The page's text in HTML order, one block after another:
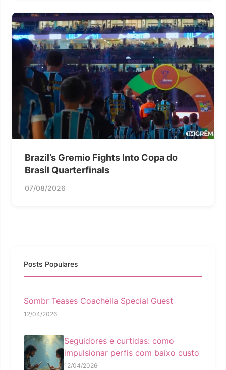
Brazil’s Gremio Fights Into Copa do
Brasil Quarterfinals
07/08/2026
Posts Populares
Sombr Teases Coachella Special Guest
12/04/2026
Seguidores e curtidas: como
impulsionar perfis com baixo custo
12/04/2026